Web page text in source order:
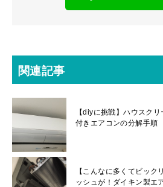
関連記事
【diyに挑戦】ハウスク
付きエアコンの分解手順
【こんなに多くてビック
ッシュが！ダイキン製エ